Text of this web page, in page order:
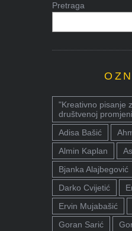
Pretraga
"Kreativno pisanje
društvenoj
Adisa Bašić
Almin Kaplan
Bjanka Alajbegović
Darko Cvijetić
Ervin Mujabašić
Goran Sarić